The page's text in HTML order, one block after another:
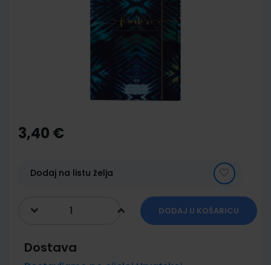
the
beginning
gallery
3,40 €
Dodaj na listu želja
DODAJ U KOŠARICU
Dostava